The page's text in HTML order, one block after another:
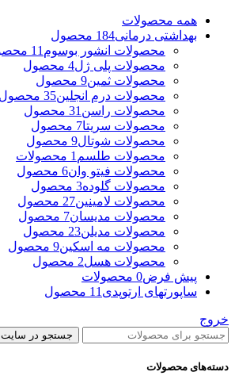
همه محصولات
بهداشتی درمانی184 محصول
محصولات انشور بوسوم 11 محصول
محصولات پلی ژل4 محصول
محصولات ثمین9 محصول
محصولات درم انجلین35 محصول
محصولات راسن 31 محصول
محصولات سریتا7 محصول
محصولات شوتال9 محصول
محصولات طلسم 1 محصولات
محصولات فیتو وان6 محصول
محصولات گلوده3 محصول
محصولات لامینین27 محصول
محصولات مدیسان7 محصول
محصولات مدیلن23 محصول
محصولات مه اسکین9 محصول
محصولات هسل2 محصول
پیش فرض0 محصولات
ساپورتهای ارتوپدی 11 محصول
خروج
جستجو در سایت
دسته‌های محصولات